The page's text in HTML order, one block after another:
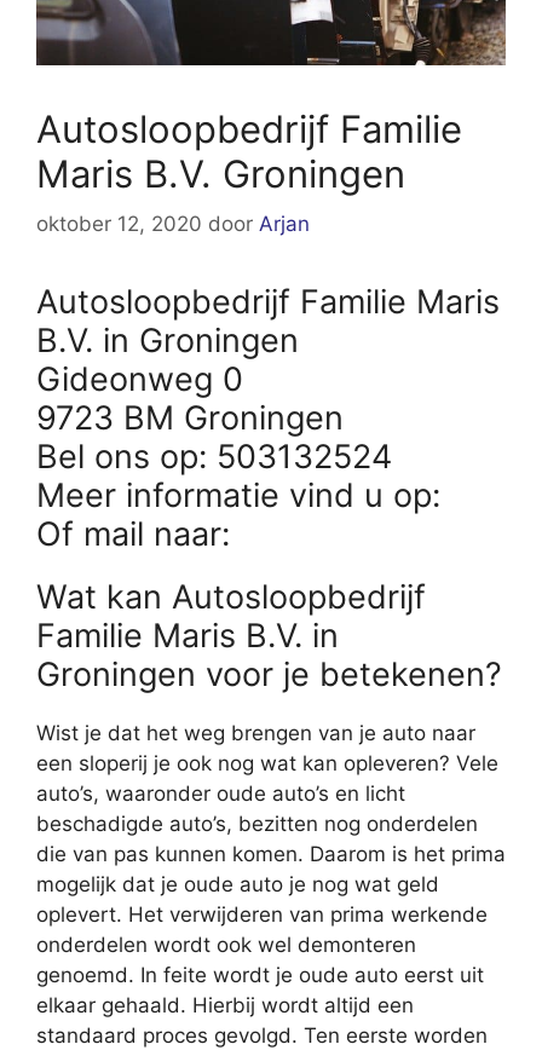
Autosloopbedrijf Familie
Maris B.V. Groningen
oktober 12, 2020 door Arjan
Autosloopbedrijf Familie Maris
B.V. in Groningen
Gideonweg 0
9723 BM Groningen
Bel ons op: 503132524
Meer informatie vind u op:
Of mail naar:
Wat kan Autosloopbedrijf
Familie Maris B.V. in
Groningen voor je betekenen?
Wist je dat het weg brengen van je auto naar
een sloperij je ook nog wat kan opleveren? Vele
auto’s, waaronder oude auto’s en licht
beschadigde auto’s, bezitten nog onderdelen
die van pas kunnen komen. Daarom is het prima
mogelijk dat je oude auto je nog wat geld
oplevert. Het verwijderen van prima werkende
onderdelen wordt ook wel demonteren
genoemd. In feite wordt je oude auto eerst uit
elkaar gehaald. Hierbij wordt altijd een
standaard proces gevolgd. Ten eerste worden